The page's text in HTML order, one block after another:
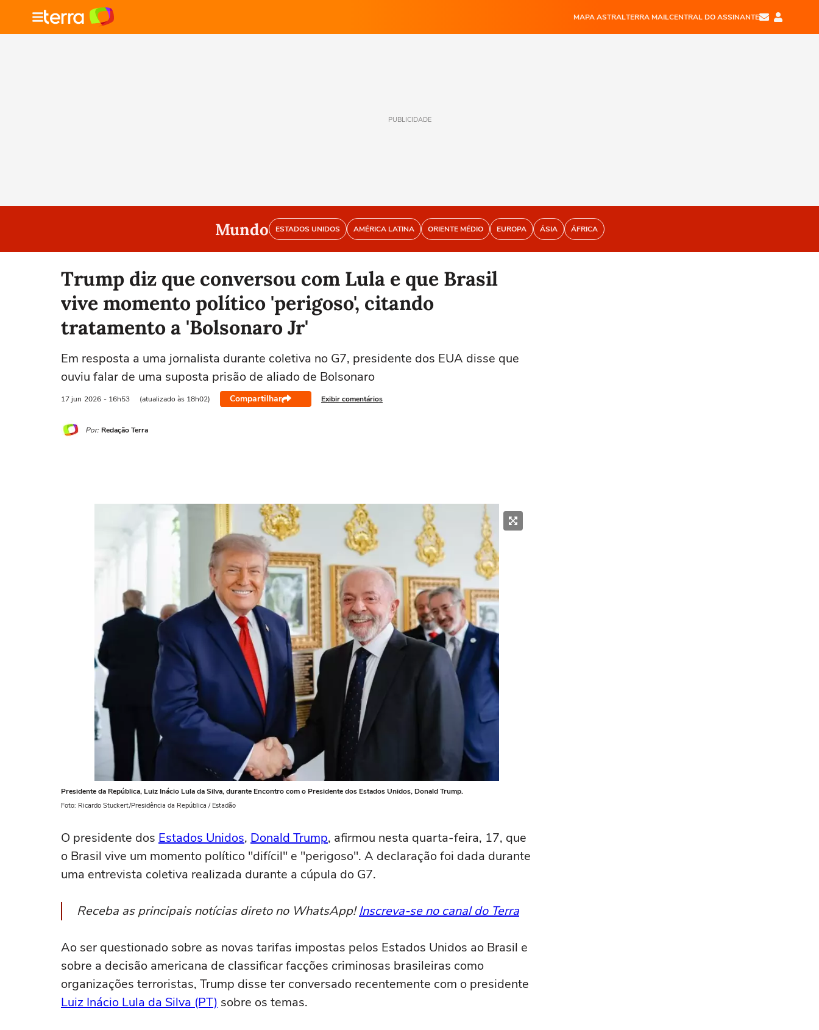
MAPA ASTRALTERRA MAILCENTRAL DO ASSINANTE
PUBLICIDADE
Mundo ESTADOS UNIDOS AMÉRICA LATINA ORIENTE MÉDIO EUROPA ÁSIA ÁFRICA
Trump diz que conversou com Lula e que Brasil
vive momento político 'perigoso', citando
tratamento a 'Bolsonaro Jr'
Em resposta a uma jornalista durante coletiva no G7, presidente dos EUA disse que
ouviu falar de uma suposta prisão de aliado de Bolsonaro
17 jun 2026 - 16h53 (atualizado às 18h02) Compartilhar Exibir comentários
Por: Redação Terra
Presidente da República, Luiz Inácio Lula da Silva, durante Encontro com o Presidente dos Estados Unidos, Donald Trump.
Foto: Ricardo Stuckert/Presidência da República / Estadão
O presidente dos Estados Unidos, Donald Trump, afirmou nesta quarta-feira, 17, que
o Brasil vive um momento político "difícil" e "perigoso". A declaração foi dada durante
uma entrevista coletiva realizada durante a cúpula do G7.
Receba as principais notícias direto no WhatsApp!Inscreva-se no canal do Terra
Ao ser questionado sobre as novas tarifas impostas pelos Estados Unidos ao Brasil e
sobre a decisão americana de classificar facções criminosas brasileiras como
organizações terroristas, Trump disse ter conversado recentemente com o presidente
Luiz Inácio Lula da Silva (PT) sobre os temas.